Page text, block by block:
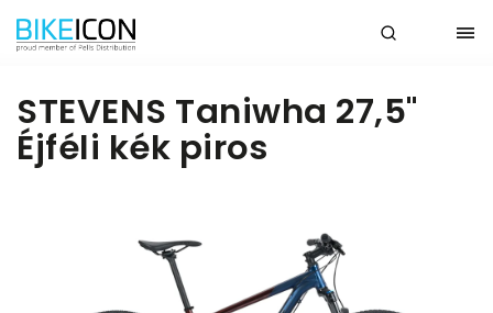
STEVENS Taniwha 27,5"
Éjféli kék piros